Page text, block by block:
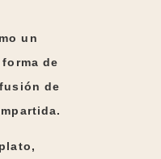
un
de
de
.